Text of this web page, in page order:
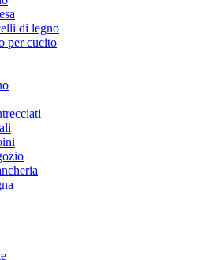
di legno
per cucito